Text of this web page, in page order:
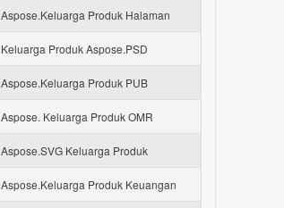
Aspose.Keluarga Produk Halaman
Keluarga Produk Aspose.PSD
Aspose.Keluarga Produk PUB
Aspose. Keluarga Produk OMR
Aspose.SVG Keluarga Produk
Aspose.Keluarga Produk Keuangan